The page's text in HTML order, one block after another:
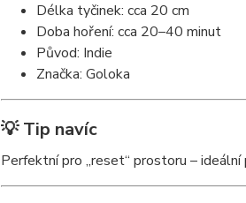
Délka tyčinek: cca 20 cm
Doba hoření: cca 20–40 minut
Původ: Indie
Značka: Goloka
💡 Tip navíc
Perfektní pro „reset“ prostoru –